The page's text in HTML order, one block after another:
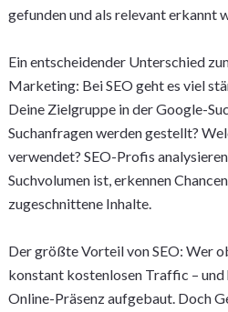
gefunden und als relevant erkannt
Ein entscheidender Unterschied
Marketing: Bei SEO geht es viel
Deine Zielgruppe in der Google-
Suchanfragen werden gestellt?
verwendet? SEO-Profis
Suchvolumen ist, erkennen
zugeschnittene Inhalte.
Der größte Vorteil von SEO: Wer
konstant kostenlosen Traffic – und
Online-Präsenz aufgebaut. Doch